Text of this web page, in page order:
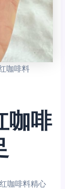
咖啡料
咖啡
咖啡料精心